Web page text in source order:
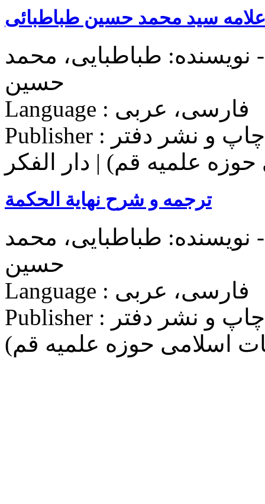
سید محمد حسین طباطبائی
طباطبایی، محمد
حسین
Language : فارسی، عربی
Publisher : مؤسسه بوستان کتاب (مرکز چاپ و نشر دفتر
حوزه علميه قم) | دار الفکر
ترجمه و شرح نهایة الحکمة
طباطبایی، محمد
حسین
Language : فارسی، عربی
Publisher : مؤسسه بوستان کتاب (مرکز چاپ و نشر دفتر
اسلامی حوزه علميه قم)